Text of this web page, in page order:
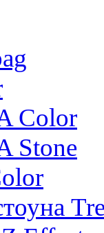
Color
Stone